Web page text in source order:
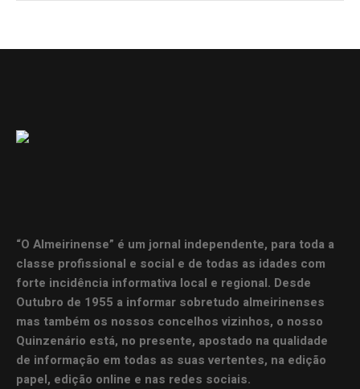
“O Almeirinense” é um jornal independente, para toda a
classe profissional e social e de todas as idades com
forte incidência informativa local e regional. Desde
Outubro de 1955 a informar sobretudo almeirinenses
mas também os nossos concelhos vizinhos, o nosso
Quinzenário está, no presente, apostado na qualidade
de informação em todas as suas vertentes, na edição
papel, edição online e nas redes sociais.